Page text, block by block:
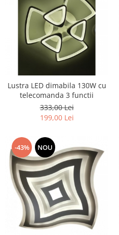
Lustra LED dimabila 130W cu
telecomanda 3 functii
333,00 Lei
199,00 Lei
-43% NOU